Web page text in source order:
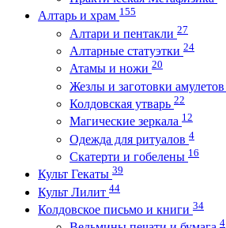
Алтарь и храм 155
Алтари и пентакли 27
Алтарные статуэтки 24
Атамы и ножи 20
Жезлы и заготовки амулетов
Колдовская утварь 22
Магические зеркала 12
Одежда для ритуалов 4
Скатерти и гобелены 16
Культ Гекаты 39
Культ Лилит 44
Колдовское письмо и книги 34
4